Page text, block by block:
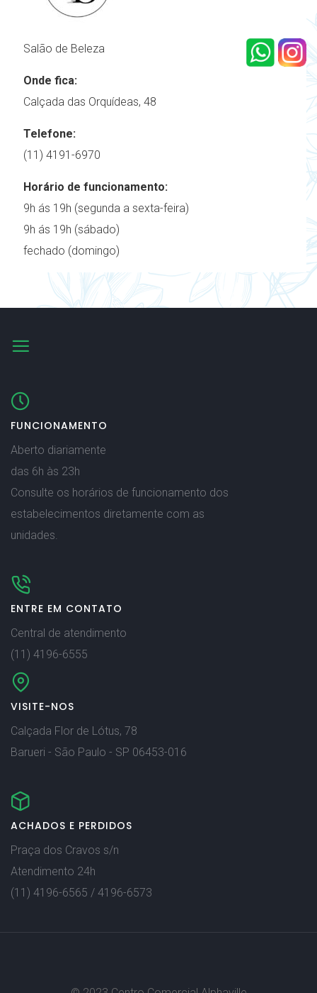
Salão de Beleza
Onde fica:
Calçada das Orquídeas, 48
Telefone:
(11) 4191-6970
Horário de funcionamento:
9h ás 19h (segunda a sexta-feira)
9h ás 19h (sábado)
fechado (domingo)
FUNCIONAMENTO
Aberto diariamente
das 6h às 23h
Consulte os horários de funcionamento dos
estabelecimentos diretamente com as
unidades.
ENTRE EM CONTATO
Central de atendimento
(11) 4196-6555
VISITE-NOS
Calçada Flor de Lótus, 78
Barueri - São Paulo - SP 06453-016
ACHADOS E PERDIDOS
Praça dos Cravos s/n
Atendimento 24h
(11) 4196-6565 / 4196-6573